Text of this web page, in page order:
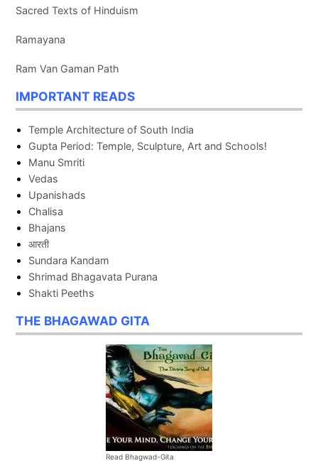
Sacred Texts of Hinduism
Ramayana
Ram Van Gaman Path
IMPORTANT READS
Temple Architecture of South India
Gupta Period: Temple, Sculpture, Art and Schools!
Manu Smriti
Vedas
Upanishads
Chalisa
Bhajans
आरती
Sundara Kandam
Shrimad Bhagavata Purana
Shakti Peeths
THE BHAGAWAD GITA
Read Bhagwad-Gita